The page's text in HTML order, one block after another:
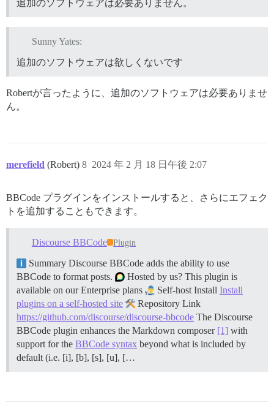
追加のソフトウェアは必要ありません。
Sunny Yates:
追加のソフトウェアは欲しくないです
Robertが言ったように、追加のソフトウェアは必要ありませ
ん。
merefield (Robert) 2024 年 2 月 18 日午後 2:07
8
BBCode プラグインをインストールすると、さらにエフェク
トを追加することもできます。
Discourse BBCode Plugin
Summary Discourse BBCode adds the ability to use
BBCode to format posts.
Hosted by us? This plugin is
available on our Enterprise plans
Self-host Install Install
plugins on a self-hosted site
Repository Link
https://github.com/discourse/discourse-bbcode The Discourse
BBCode plugin enhances the Markdown composer [1] with
support for the BBCode syntax beyond what is included by
default (i.e. [i], [b], [s], [u], […